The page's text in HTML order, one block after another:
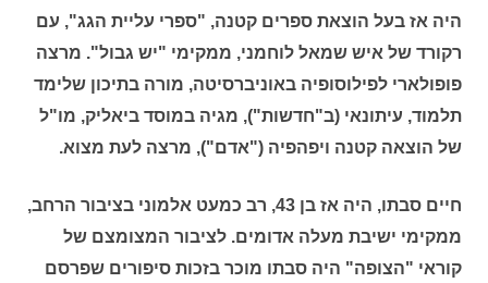
היה אז בעל הוצאת ספרים קטנה, "ספרי עליית הגג", עם
רקורד של איש שמאל לוחמני, ממקימי "יש גבול". מרצה
פופולארי לפילוסופיה באוניברסיטה, מורה בתיכון שלימד
תלמוד, עיתונאי (ב"חדשות"), מגיה במוסד ביאליק, מו"ל
של הוצאה קטנה ויפהפיה ("אדם"), מרצה לעת מצוא.
חיים סבתו, היה אז בן 43, רב כמעט אלמוני בציבור הרחב,
ממקימי ישיבת מעלה אדומים. לציבור המצומצם של
קוראי "הצופה" היה סבתו מוכר בזכות סיפורים שפרסם